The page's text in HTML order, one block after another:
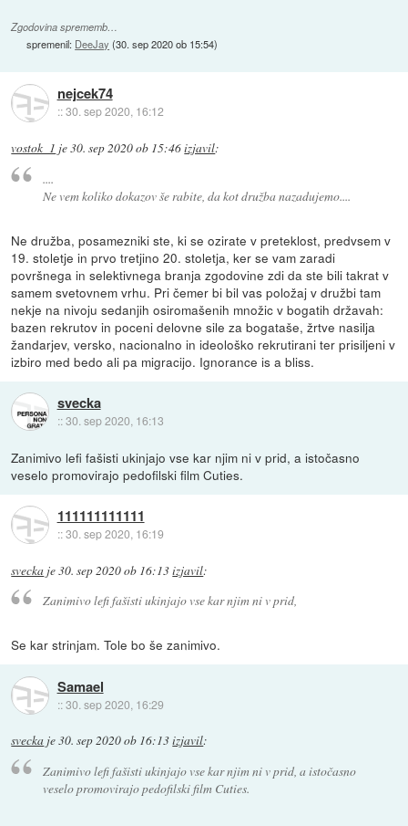
Zgodovina sprememb…
spremenil: DeeJay (30. sep 2020 ob 15:54)
nejcek74
::30. sep 2020, 16:12
vostok_1 je30. sep 2020 ob 15:46izjavil:
....
Ne vem koliko dokazov še rabite, da kot družba nazadujemo....
Ne družba, posamezniki ste, ki se ozirate v preteklost, predvsem v
19. stoletje in prvo tretjino 20. stoletja, ker se vam zaradi
površnega in selektivnega branja zgodovine zdi da ste bili takrat v
samem svetovnem vrhu. Pri čemer bi bil vas položaj v družbi tam
nekje na nivoju sedanjih osiromašenih množic v bogatih državah:
bazen rekrutov in poceni delovne sile za bogataše, žrtve nasilja
žandarjev, versko, nacionalno in ideološko rekrutirani ter prisiljeni v
izbiro med bedo ali pa migracijo. Ignorance is a bliss.
svecka
::30. sep 2020, 16:13
Zanimivo lefi fašisti ukinjajo vse kar njim ni v prid, a istočasno
veselo promovirajo pedofilski film Cuties.
111111111111
::30. sep 2020, 16:19
svecka je30. sep 2020 ob 16:13izjavil:
Zanimivo lefi fašisti ukinjajo vse kar njim ni v prid,
Se kar strinjam. Tole bo še zanimivo.
Samael
::30. sep 2020, 16:29
svecka je30. sep 2020 ob 16:13izjavil:
Zanimivo lefi fašisti ukinjajo vse kar njim ni v prid, a istočasno
veselo promovirajo pedofilski film Cuties.